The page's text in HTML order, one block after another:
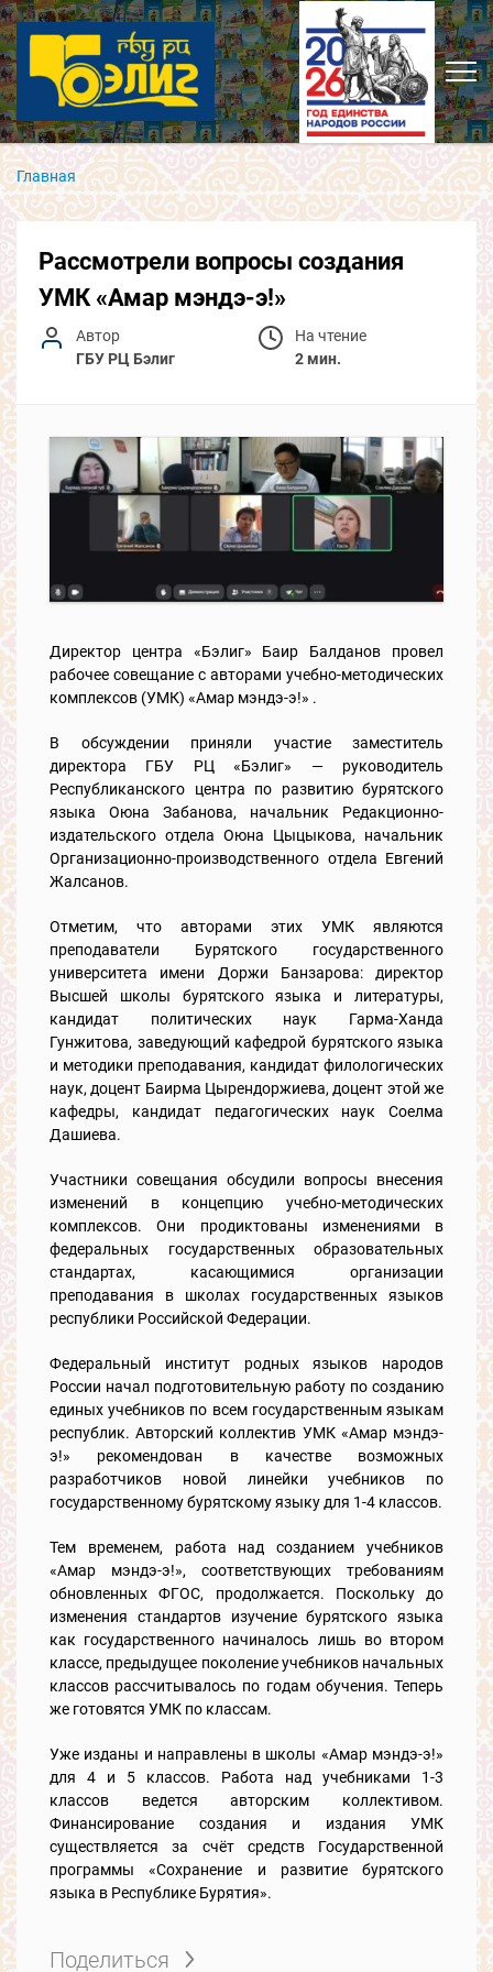
Главная
Рассмотрели вопросы создания
УМК «Амар мэндэ-э!»
Автор
ГБУ РЦ Бэлиг
На чтение
2 мин.
Директор центра «Бэлиг» Баир Балданов провел
рабочее совещание с авторами учебно-методических
комплексов (УМК) «Амар мэндэ-э!» .
В обсуждении приняли участие заместитель
директора ГБУ РЦ «Бэлиг» — руководитель
Республиканского центра по развитию бурятского
языка Оюна Забанова, начальник Редакционно-
издательского отдела Оюна Цыцыкова, начальник
Организационно-производственного отдела Евгений
Жалсанов.
Отметим, что авторами этих УМК являются
преподаватели Бурятского государственного
университета имени Доржи Банзарова: директор
Высшей школы бурятского языка и литературы,
кандидат политических наук Гарма-Ханда
Гунжитова, заведующий кафедрой бурятского языка
и методики преподавания, кандидат филологических
наук, доцент Баирма Цырендоржиева, доцент этой же
кафедры, кандидат педагогических наук Соелма
Дашиева.
Участники совещания обсудили вопросы внесения
изменений в концепцию учебно-методических
комплексов. Они продиктованы изменениями в
федеральных государственных образовательных
стандартах, касающимися организации
преподавания в школах государственных языков
республики Российской Федерации.
Федеральный институт родных языков народов
России начал подготовительную работу по созданию
единых учебников по всем государственным языкам
республик. Авторский коллектив УМК «Амар мэндэ-
э!» рекомендован в качестве возможных
разработчиков новой линейки учебников по
государственному бурятскому языку для 1-4 классов.
Тем временем, работа над созданием учебников
«Амар мэндэ-э!», соответствующих требованиям
обновленных ФГОС, продолжается. Поскольку до
изменения стандартов изучение бурятского языка
как государственного начиналось лишь во втором
классе, предыдущее поколение учебников начальных
классов рассчитывалось по годам обучения. Теперь
же готовятся УМК по классам.
Уже изданы и направлены в школы «Амар мэндэ-э!»
для 4 и 5 классов. Работа над учебниками 1-3
классов ведется авторским коллективом.
Финансирование создания и издания УМК
существляется за счёт средств Государственной
программы «Сохранение и развитие бурятского
языка в Республике Бурятия».
Поделиться